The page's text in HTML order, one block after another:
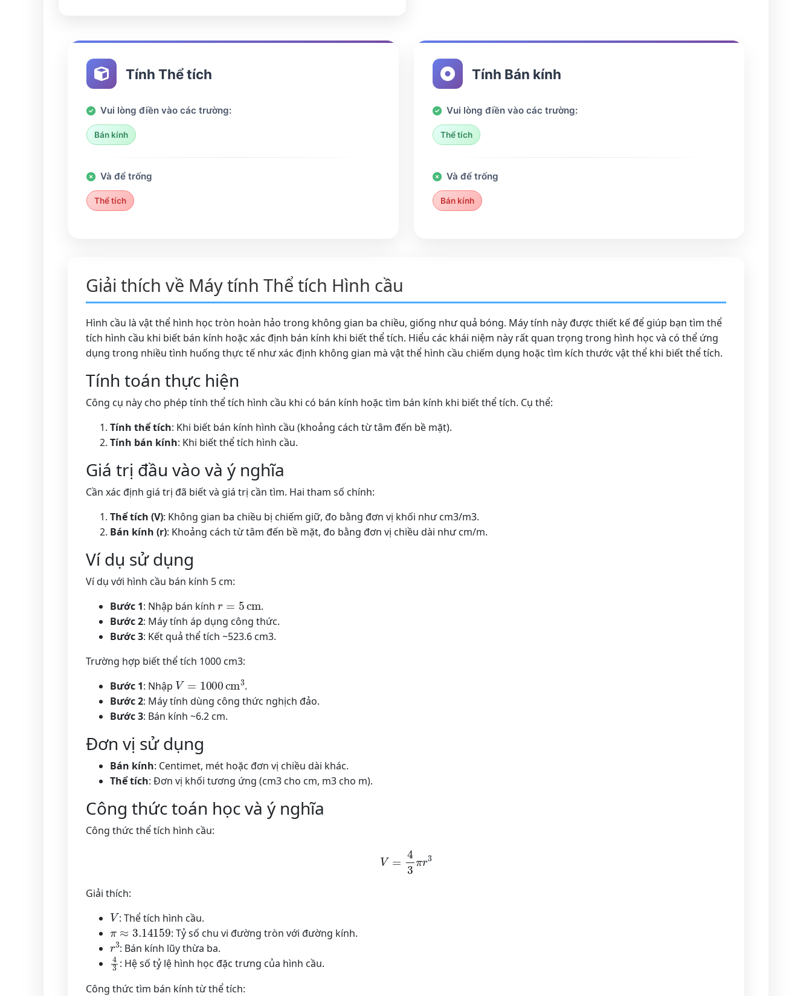
Tính Thể tích
Vui lòng điền vào các trường:
Bán kính
Và để trống
Thể tích
Tính Bán kính
Vui lòng điền vào các trường:
Thể tích
Và để trống
Bán kính
Giải thích về Máy tính Thể tích Hình cầu
Hình cầu là vật thể hình học tròn hoàn hảo trong không gian ba chiều, giống như quả bóng. Máy tính này được thiết kế để giúp bạn tìm thể
tích hình cầu khi biết bán kính hoặc xác định bán kính khi biết thể tích. Hiểu các khái niệm này rất quan trọng trong hình học và có thể ứng
dụng trong nhiều tình huống thực tế như xác định không gian mà vật thể hình cầu chiếm dụng hoặc tìm kích thước vật thể khi biết thể tích.
Tính toán thực hiện
Công cụ này cho phép tính thể tích hình cầu khi có bán kính hoặc tìm bán kính khi biết thể tích. Cụ thể:
Tính thể tích: Khi biết bán kính hình cầu (khoảng cách từ tâm đến bề mặt).
Tính bán kính: Khi biết thể tích hình cầu.
Giá trị đầu vào và ý nghĩa
Cần xác định giá trị đã biết và giá trị cần tìm. Hai tham số chính:
Thể tích (V): Không gian ba chiều bị chiếm giữ, đo bằng đơn vị khối như cm3/m3.
Bán kính (r): Khoảng cách từ tâm đến bề mặt, đo bằng đơn vị chiều dài như cm/m.
Ví dụ sử dụng
Ví dụ với hình cầu bán kính 5 cm:
Bước 1: Nhập bán kính
cm
.
Bước 2: Máy tính áp dụng công thức.
Bước 3: Kết quả thể tích ~523.6 cm3.
Trường hợp biết thể tích 1000 cm3:
Bước 1: Nhập
V=
.
Bước 2: Máy tính dùng công thức nghịch đảo.
Bước 3: Bán kính ~6.2 cm.
Đơn vị sử dụng
Bán kính: Centimet, mét hoặc đơn vị chiều dài khác.
Thể tích: Đơn vị khối tương ứng (cm3 cho cm, m3 cho m).
Công thức toán học và ý nghĩa
Công thức thể tích hình cầu:
3π
Giải thích:
V
: Thể tích hình cầu.
π ≈ 3.14159
: Tỷ số chu vi đường tròn với đường kính.
r3
: Bán kính lũy thừa ba.
4 3
: Hệ số tỷ lệ hình học đặc trưng của hình cầu.
Công thức tìm bán kính từ thể tích: